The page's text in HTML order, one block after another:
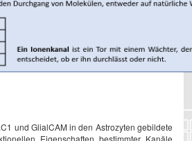
und GlialCAM in den Astrozyten gebildete
Eigenschaften bestimmter Kanäle